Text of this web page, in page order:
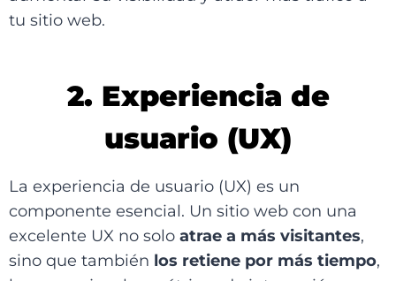
tu sitio web.
2. Experiencia de
usuario (UX)
La experiencia de usuario (UX) es un
componente esencial. Un sitio web con una
excelente UX no solo atrae a más visitantes,
sino que también los retiene por más tiempo,